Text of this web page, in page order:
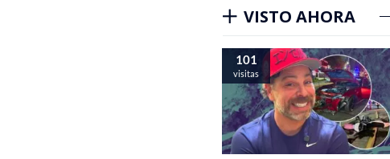
VISTO AHORA
101
visitas